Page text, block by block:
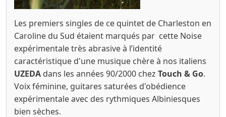
Les premiers singles de ce quintet de Charleston en
Caroline du Sud étaient marqués par cette Noise
expérimentale très abrasive à l’identité
caractéristique d'une musique chère à nos italiens
UZEDA dans les années 90/2000 chez Touch & Go.
Voix féminine, guitares saturées d'obédience
expérimentale avec des rythmiques Albiniesques
bien sèches.